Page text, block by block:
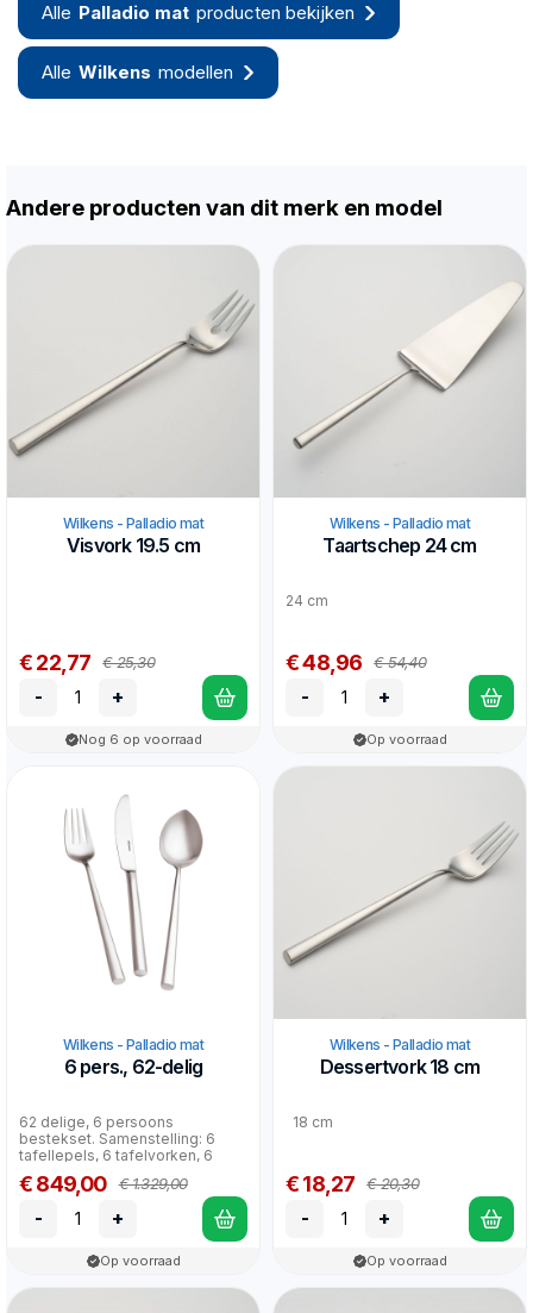
Alle Palladio mat producten bekijken
Alle Wilkens modellen
Andere producten van dit merk en model
Wilkens - Palladio mat
Visvork 19.5 cm
€ 22,77 € 25,30
- +
Nog 6 op voorraad
Wilkens - Palladio mat
Taartschep 24 cm
24 cm
€ 48,96 € 54,40
- +
Op voorraad
Wilkens - Palladio mat
6 pers., 62-delig
62 delige, 6 persoons
bestekset. Samenstelling: 6
tafellepels, 6 tafelvorken, 6
€ 849,00 € 1.329,00
- +
Op voorraad
Wilkens - Palladio mat
Dessertvork 18 cm
18 cm
€ 18,27 € 20,30
- +
Op voorraad